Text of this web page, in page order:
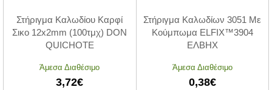
Στήριγμα Καλωδίου Καρφί
Σικο 12x2mm (100τμχ) DON
QUICHOTE
Άμεσα Διαθέσιμο
3,72€
Στήριγμα Καλωδίων 3051 Με
Κούμπωμα ELFIX™3904
ΕΛΒΗΧ
Άμεσα Διαθέσιμο
0,38€